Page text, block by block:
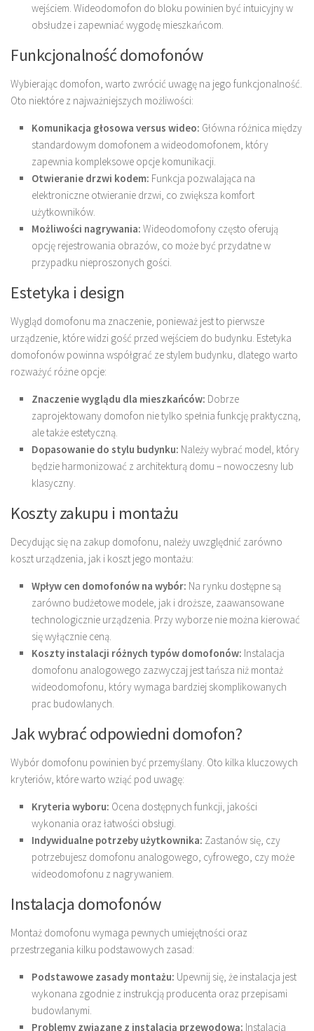
wejściem. Wideodomofon do bloku powinien być intuicyjny w
obsłudze i zapewniać wygodę mieszkańcom.
Funkcjonalność domofonów
Wybierając domofon, warto zwrócić uwagę na jego funkcjonalność.
Oto niektóre z najważniejszych możliwości:
Komunikacja głosowa versus wideo: Główna różnica między
standardowym domofonem a wideodomofonem, który
zapewnia kompleksowe opcje komunikacji.
Otwieranie drzwi kodem: Funkcja pozwalająca na
elektroniczne otwieranie drzwi, co zwiększa komfort
użytkowników.
Możliwości nagrywania: Wideodomofony często oferują
opcję rejestrowania obrazów, co może być przydatne w
przypadku nieproszonych gości.
Estetyka i design
Wygląd domofonu ma znaczenie, ponieważ jest to pierwsze
urządzenie, które widzi gość przed wejściem do budynku. Estetyka
domofonów powinna współgrać ze stylem budynku, dlatego warto
rozważyć różne opcje:
Znaczenie wyglądu dla mieszkańców: Dobrze
zaprojektowany domofon nie tylko spełnia funkcję praktyczną,
ale także estetyczną.
Dopasowanie do stylu budynku: Należy wybrać model, który
będzie harmonizować z architekturą domu – nowoczesny lub
klasyczny.
Koszty zakupu i montażu
Decydując się na zakup domofonu, należy uwzględnić zarówno
koszt urządzenia, jak i koszt jego montażu:
Wpływ cen domofonów na wybór: Na rynku dostępne są
zarówno budżetowe modele, jak i droższe, zaawansowane
technologicznie urządzenia. Przy wyborze nie można kierować
się wyłącznie ceną.
Koszty instalacji różnych typów domofonów: Instalacja
domofonu analogowego zazwyczaj jest tańsza niż montaż
wideodomofonu, który wymaga bardziej skomplikowanych
prac budowlanych.
Jak wybrać odpowiedni domofon?
Wybór domofonu powinien być przemyślany. Oto kilka kluczowych
kryteriów, które warto wziąć pod uwagę:
Kryteria wyboru: Ocena dostępnych funkcji, jakości
wykonania oraz łatwości obsługi.
Indywidualne potrzeby użytkownika: Zastanów się, czy
potrzebujesz domofonu analogowego, cyfrowego, czy może
wideodomofonu z nagrywaniem.
Instalacja domofonów
Montaż domofonu wymaga pewnych umiejętności oraz
przestrzegania kilku podstawowych zasad:
Podstawowe zasady montażu: Upewnij się, że instalacja jest
wykonana zgodnie z instrukcją producenta oraz przepisami
budowlanymi.
Problemy związane z instalacją przewodową: Instalacja